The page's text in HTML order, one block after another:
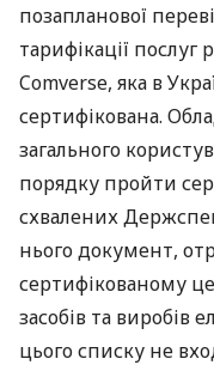
позапланової
тарифікації послуг
Comverse, яка в
сертифікована.
загального
порядку пройти
схвалених
нього документ,
сертифікованому
засобів та виробів
цього списку не